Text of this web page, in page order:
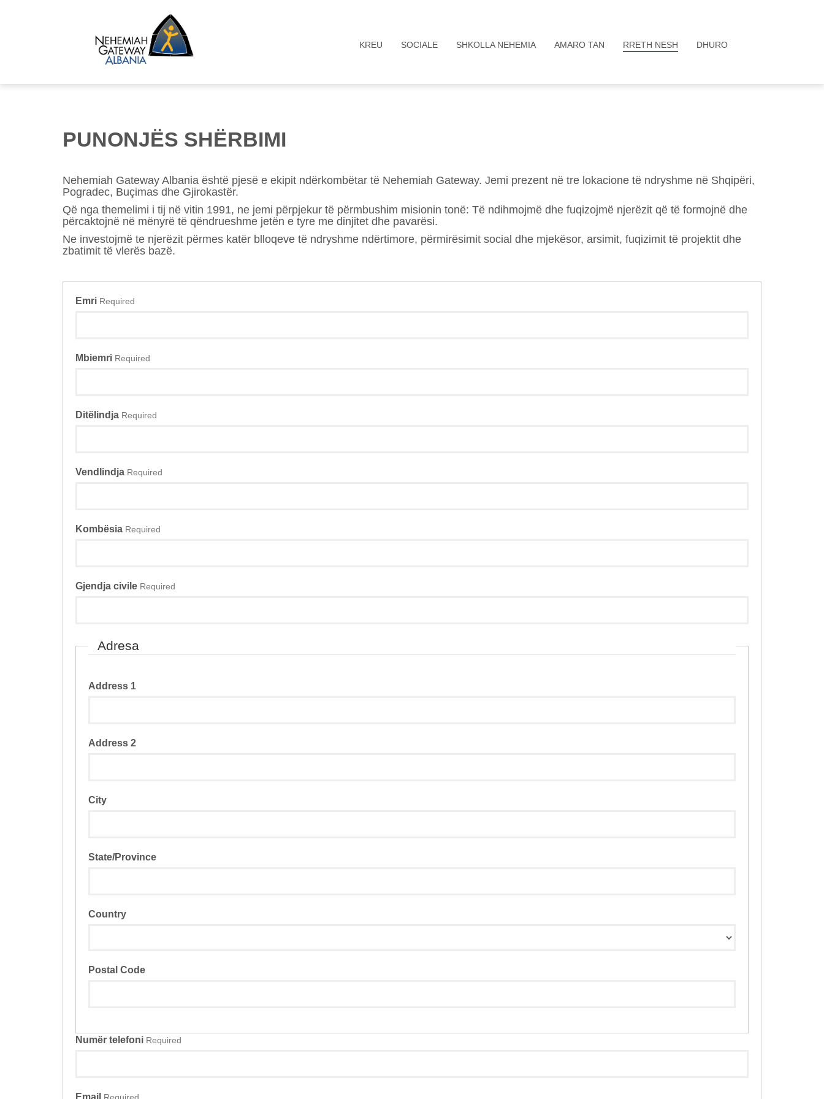
KREU SOCIALE SHKOLLA NEHEMIA AMARO TAN RRETH NESH DHURO
PUNONJËS SHËRBIMI
Nehemiah Gateway Albania është pjesë e ekipit ndërkombëtar të Nehemiah Gateway. Jemi prezent në tre lokacione të ndryshme në Shqipëri,
Pogradec, Buçimas dhe Gjirokastër.
Që nga themelimi i tij në vitin 1991, ne jemi përpjekur të përmbushim misionin tonë: Të ndihmojmë dhe fuqizojmë njerëzit që të formojnë dhe
përcaktojnë në mënyrë të qëndrueshme jetën e tyre me dinjitet dhe pavarësi.
Ne investojmë te njerëzit përmes katër blloqeve të ndryshme ndërtimore, përmirësimit social dhe mjekësor, arsimit, fuqizimit të projektit dhe
zbatimit të vlerës bazë.
Emri Required
Mbiemri Required
Ditëlindja Required
Vendlindja Required
Kombësia Required
Gjendja civile Required
Adresa
Address 1
Address 2
City
State/Province
Country
Postal Code
Numër telefoni Required